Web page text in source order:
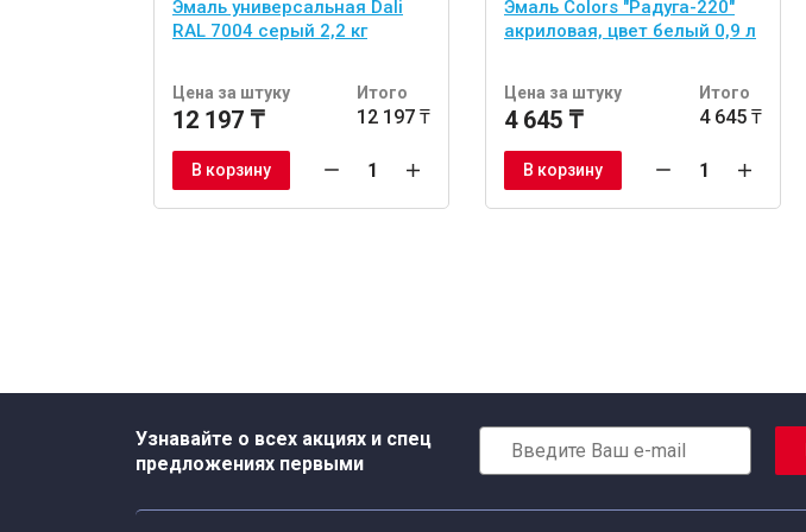
Эмаль универсальная Dali
RAL 7004 серый 2,2 кг
Цена за штуку
12 197 ₸
Итого
12 197 ₸
В корзину
Эмаль Colors "Радуга-220"
акриловая, цвет белый 0,9 л
Цена за штуку
4 645 ₸
Итого
4 645 ₸
В корзину
Узнавайте о всех акциях и спец
предложениях первыми